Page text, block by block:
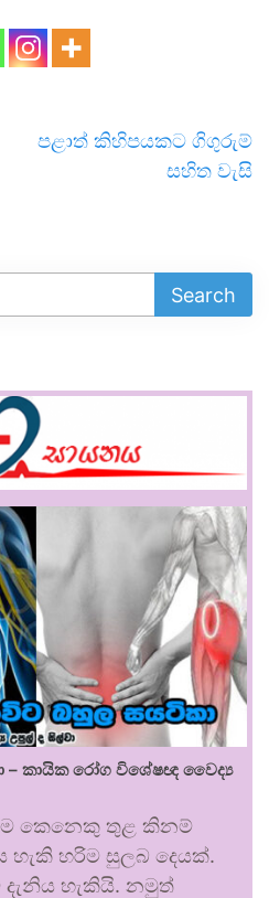
පළාත් කිහිපයකට ගිගුරුම්
සහිත වැසි
– කායික රෝග විශේෂඥ වෛද්‍ය
කෙනෙකු තුළ කිනම්
හරිම සුලබ දෙයක්.
හැකියි. නමුත්